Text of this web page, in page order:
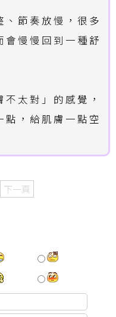
、節奏放慢，很多
慢慢回到一種舒
太對」的感覺，
，給肌膚一點空
下一頁